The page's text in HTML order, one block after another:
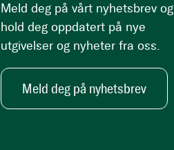
Meld deg på vårt nyhetsbrev og
hold deg oppdatert på nye
utgivelser og nyheter fra oss.
Meld deg på nyhetsbrev